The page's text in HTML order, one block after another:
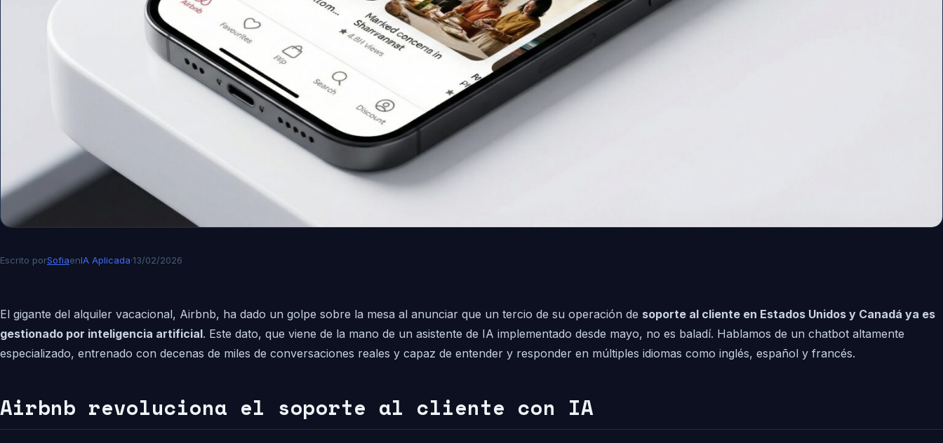
Escrito porSofiaenIA Aplicada·13/02/2026
El gigante del alquiler vacacional, Airbnb, ha dado un golpe sobre la mesa al anunciar que un tercio de su operación de soporte al cliente en Estados Unidos y Canadá ya es
gestionado por inteligencia artificial. Este dato, que viene de la mano de un asistente de IA implementado desde mayo, no es baladí. Hablamos de un chatbot altamente
especializado, entrenado con decenas de miles de conversaciones reales y capaz de entender y responder en múltiples idiomas como inglés, español y francés.
Airbnb revoluciona el soporte al cliente con IA